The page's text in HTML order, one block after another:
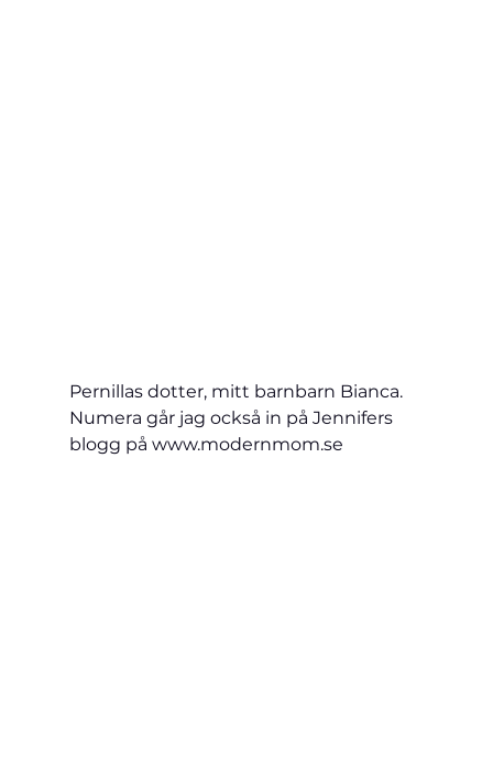
Pernillas dotter, mitt barnbarn Bianca.
Numera går jag också in på Jennifers
blogg på www.modernmom.se